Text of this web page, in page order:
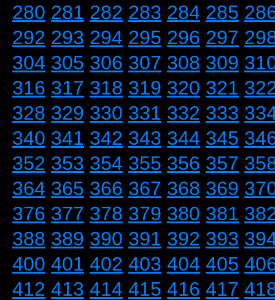
280 281 282 283 284 285
292 293 294 295 296 297
304 305 306 307 308 309
316 317 318 319 320 321
328 329 330 331 332 333
340 341 342 343 344 345
352 353 354 355 356 357
364 365 366 367 368 369
376 377 378 379 380 381
388 389 390 391 392 393
400 401 402 403 404 405
412 413 414 415 416 417